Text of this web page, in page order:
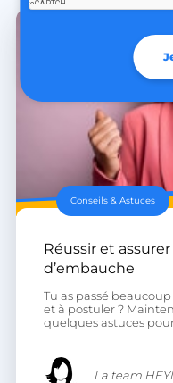
Conseils & Astuces
Réussir et
d’embauche
Tu as passé
et à postuler ?
quelques astuces pour
La team
XSRF-TOKEN
heyme_session